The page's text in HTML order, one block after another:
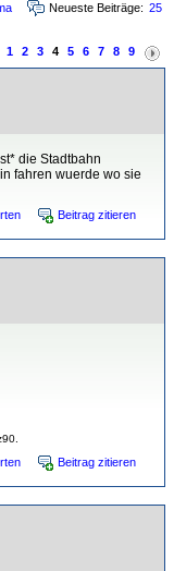
Neueste Beiträge: 25
1 2 3 4 5 6 7 8 9
die Stadtbahn
fahren wuerde wo sie
Beitrag zitieren
Beitrag zitieren